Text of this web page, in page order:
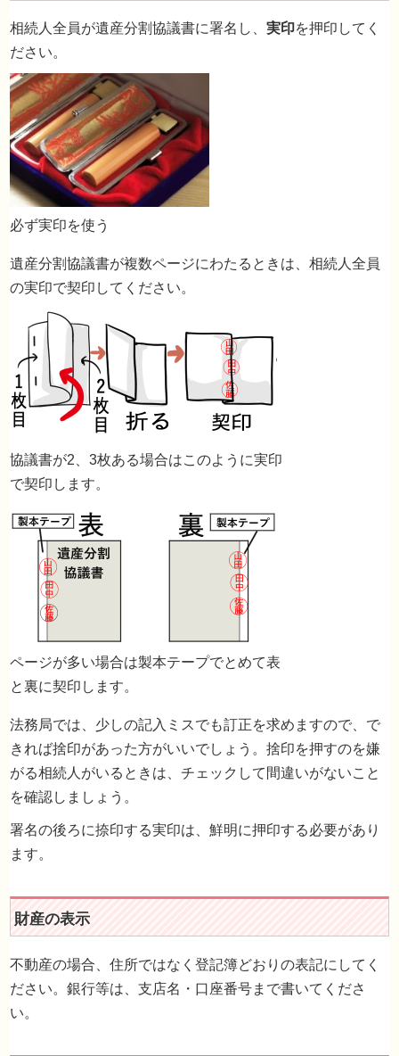
用紙
署名・押印
相続人全員が遺産分割協議書に署名し、実印を押印してく
ださい。
必ず実印を使う
遺産分割協議書が複数ページにわたるときは、相続人全員
の実印で契印してください。
協議書が2、3枚ある場合はこのように実印
で契印します。
ページが多い場合は製本テープでとめて表
と裏に契印します。
法務局では、少しの記入ミスでも訂正を求めますので、で
きれば捨印があった方がいいでしょう。捨印を押すのを嫌
がる相続人がいるときは、チェックして間違いがないこと
を確認しましょう。
署名の後ろに捺印する実印は、鮮明に押印する必要があり
ます。
不動産の場合、住所ではなく登記簿どおりの表記にしてく
ださい。銀行等は、支店名・口座番号まで書いてくださ
い。